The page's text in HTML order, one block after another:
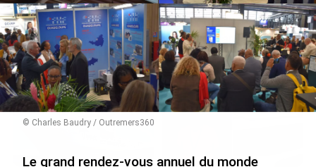
SÉRIE. Histoire des chefs-lieux d’Outre-mer :
Nouméa, une capitale construite par le bagne,
le nickel et le Pacifique
le 08/08/2026
© Charles Baudry / Outremers360
Le grand rendez-vous annuel du monde